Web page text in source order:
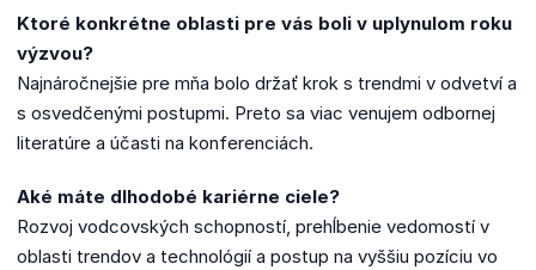
Ktoré konkrétne oblasti pre vás boli v uplynulom roku
výzvou?
Najnáročnejšie pre mňa bolo držať krok s trendmi v odvetví a
s osvedčenými postupmi. Preto sa viac venujem odbornej
literatúre a účasti na konferenciách.
Aké máte dlhodobé kariérne ciele?
Rozvoj vodcovských schopností, prehĺbenie vedomostí v
oblasti trendov a technológií a postup na vyššiu pozíciu vo